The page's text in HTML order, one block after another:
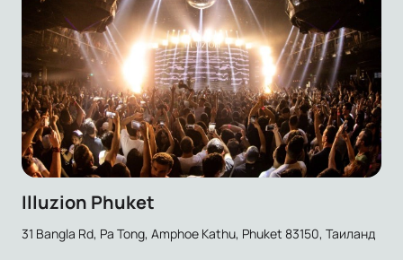
Illuzion Phuket
31 Bangla Rd, Pa Tong, Amphoe Kathu, Phuket 83150, Таиланд